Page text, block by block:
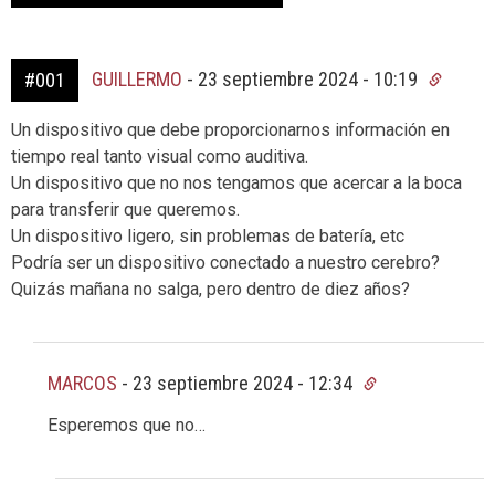
#001 GUILLERMO - 23 septiembre 2024 - 10:19
Un dispositivo que debe proporcionarnos información en
tiempo real tanto visual como auditiva.
Un dispositivo que no nos tengamos que acercar a la boca
para transferir que queremos.
Un dispositivo ligero, sin problemas de batería, etc
Podría ser un dispositivo conectado a nuestro cerebro?
Quizás mañana no salga, pero dentro de diez años?
MARCOS - 23 septiembre 2024 - 12:34
Esperemos que no…